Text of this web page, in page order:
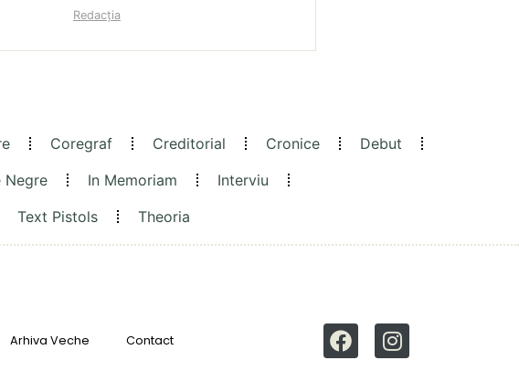
Redacția
Coregraf Creditorial Cronice
Debut
Negre In Memoriam
Interviu
Text Pistols Theoria
Arhiva Veche Contact